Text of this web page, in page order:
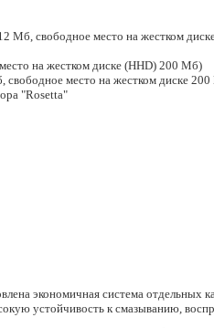
Мб, свободное место на жестком
на жестком диске (HHD) 200 Мб)
место на жестком диске
"Rosetta"
экономичная система отдельных
устойчивость к смазыванию,